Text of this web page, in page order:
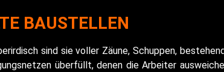
BAUSTELLEN
sind sie voller Zäune, Schuppen,
überfüllt, denen die Arbeiter